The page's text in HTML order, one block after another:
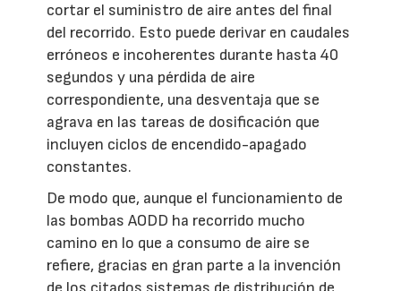
cortar el suministro de aire antes del final
del recorrido. Esto puede derivar en caudales
erróneos e incoherentes durante hasta 40
segundos y una pérdida de aire
correspondiente, una desventaja que se
agrava en las tareas de dosificación que
incluyen ciclos de encendido-apagado
constantes.
De modo que, aunque el funcionamiento de
las bombas AODD ha recorrido mucho
camino en lo que a consumo de aire se
refiere, gracias en gran parte a la invención